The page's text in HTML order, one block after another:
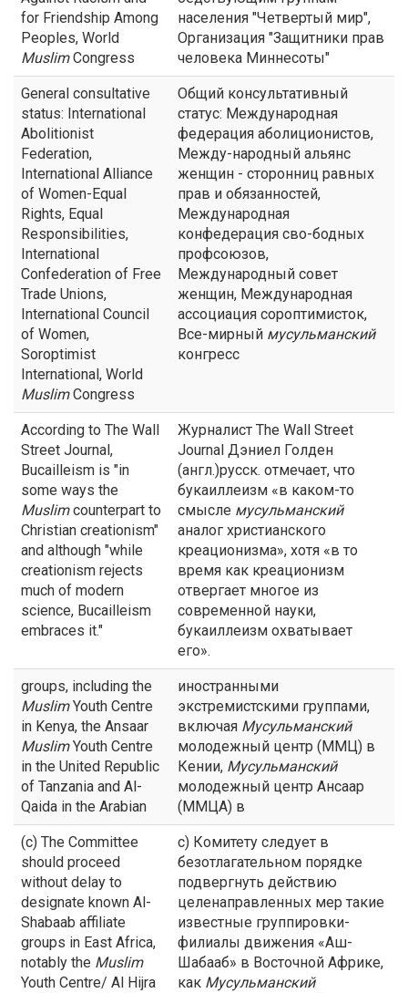
for Friendship Among
Peoples, World
MuslimCongress
населения "Четвертый мир",
Организация "Защитники прав
человека Миннесоты"
General consultative
status: International
Abolitionist
Federation,
International Alliance
of Women-Equal
Rights, Equal
Responsibilities,
International
Confederation of Free
Trade Unions,
International Council
of Women,
Soroptimist
International, World
MuslimCongress
Общий консультативный
статус: Международная
федерация аболиционистов,
Между-народный альянс
женщин - сторонниц равных
прав и обязанностей,
Международная
конфедерация сво-бодных
профсоюзов,
Международный совет
женщин, Международная
ассоциация сороптимисток,
Все-мирный мусульманский
конгресс
According to The Wall
Street Journal,
Bucailleism is "in
some ways the
Muslimcounterpart to
Christian creationism"
and although "while
creationism rejects
much of modern
science, Bucailleism
embraces it."
Журналист The Wall Street
Journal Дэниел Голден
(англ.)русск. отмечает, что
букаиллеизм «в каком-то
смысле мусульманский
аналог христианского
креационизма», хотя «в то
время как креационизм
отвергает многое из
современной науки,
букаиллеизм охватывает
его».
groups, including the
MuslimYouth Centre
in Kenya, the Ansaar
MuslimYouth Centre
in the United Republic
of Tanzania and Al-
Qaida in the Arabian
иностранными
экстремистскими группами,
включая Мусульманский
молодежный центр (ММЦ) в
Кении, Мусульманский
молодежный центр Ансаар
(ММЦА) в
(c) The Committee
should proceed
without delay to
designate known Al-
Shabaab affiliate
groups in East Africa,
notably the Muslim
Youth Centre/ Al Hijra
с) Комитету следует в
безотлагательном порядке
подвергнуть действию
целенаправленных мер такие
известные группировки-
филиалы движения «Аш-
Шабааб» в Восточной Африке,
как Мусульманский